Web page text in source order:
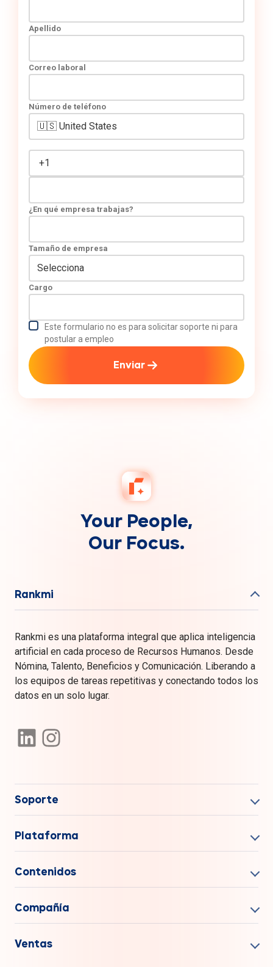
Apellido
Correo laboral
Número de teléfono
¿En qué empresa trabajas?
Tamaño de empresa
Cargo
Este formulario no es para solicitar soporte ni para
postular a empleo
Enviar
Your People,
Our Focus.
Rankmi
Rankmi es una plataforma integral que aplica inteligencia
artificial en cada proceso de Recursos Humanos. Desde
Nómina, Talento, Beneficios y Comunicación. Liberando a
los equipos de tareas repetitivas y conectando todos los
datos en un solo lugar.
Soporte
Plataforma
Contenidos
Compañía
Ventas